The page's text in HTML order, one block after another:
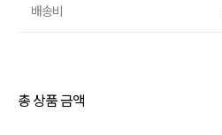
니트배송비
총 상품 금액